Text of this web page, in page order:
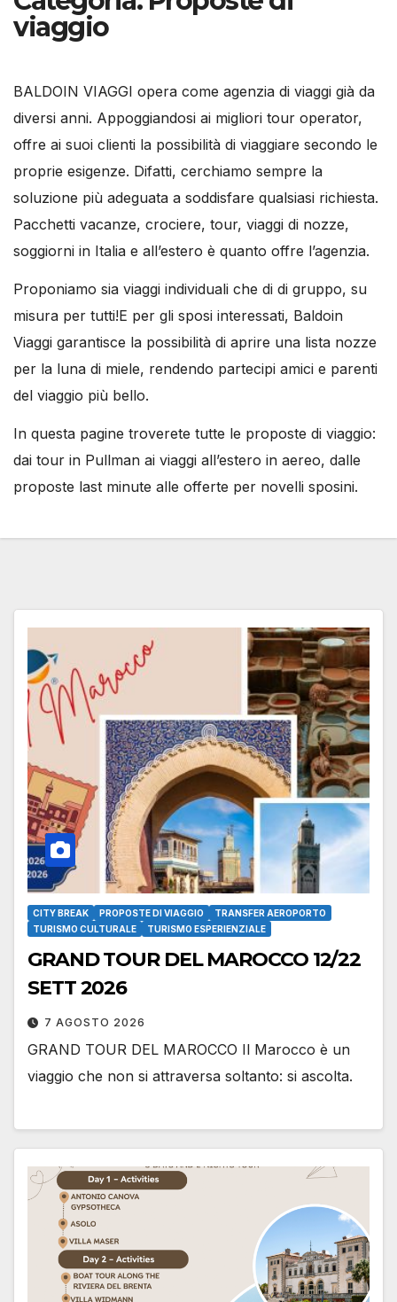
viaggio
BALDOIN VIAGGI opera come agenzia di viaggi già da
diversi anni. Appoggiandosi ai migliori tour operator,
offre ai suoi clienti la possibilità di viaggiare secondo le
proprie esigenze. Difatti, cerchiamo sempre la
soluzione più adeguata a soddisfare qualsiasi richiesta.
Pacchetti vacanze, crociere, tour, viaggi di nozze,
soggiorni in Italia e all’estero è quanto offre l’agenzia.
Proponiamo sia viaggi individuali che di di gruppo, su
misura per tutti!E per gli sposi interessati, Baldoin
Viaggi garantisce la possibilità di aprire una lista nozze
per la luna di miele, rendendo partecipi amici e parenti
del viaggio più bello.
In questa pagine troverete tutte le proposte di viaggio:
dai tour in Pullman ai viaggi all’estero in aereo, dalle
proposte last minute alle offerte per novelli sposini.
CITY BREAK PROPOSTE DI VIAGGIO
TRANSFER AEROPORTO
TURISMO CULTURALE
TURISMO ESPERIENZIALE
GRAND TOUR DEL MAROCCO 12/22
SETT 2026
7 AGOSTO 2026
GRAND TOUR DEL MAROCCO Il Marocco è un
viaggio che non si attraversa soltanto: si ascolta.